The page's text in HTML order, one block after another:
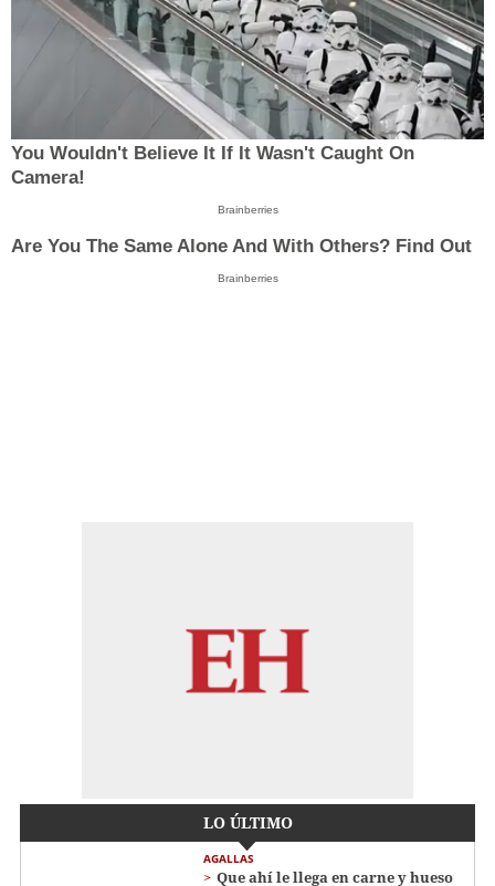
You Wouldn't Believe It If It Wasn't Caught On
Camera!
Brainberries
Are You The Same Alone And With Others? Find Out
Brainberries
LO ÚLTIMO
AGALLAS
Que ahí le llega en carne y hueso